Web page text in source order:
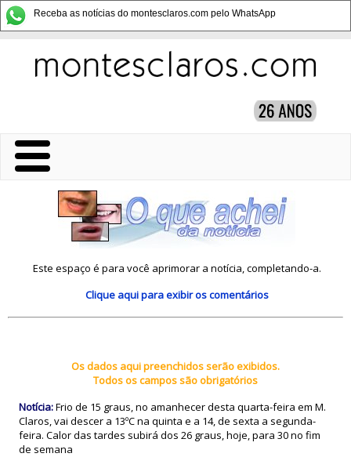
Receba as notícias do montesclaros.com pelo WhatsApp
Este espaço é para você aprimorar a notícia, completando-a.
Clique aquipara exibir os comentários
Os dados aqui preenchidos serão exibidos.
Todos os campos são obrigatórios
Notícia:Frio de 15 graus, no amanhecer desta quarta-feira em M.
Claros, vai descer a 13ºC na quinta e a 14, de sexta a segunda-
feira. Calor das tardes subirá dos 26 graus, hoje, para 30 no fim
de semana